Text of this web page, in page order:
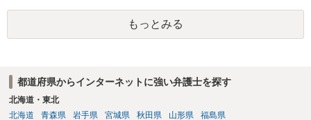
もっとみる
都道府県からインターネットに強い弁護士を探す
北海道・東北
北海道
青森県 岩手県 宮城県 秋田県 山形県 福島県